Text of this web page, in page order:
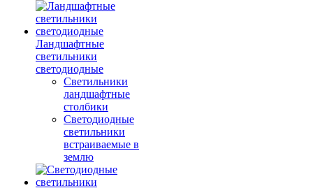
Ландшафтные
светильники
светодиодные
Светильники
ландшафтные
столбики
Светодиодные
светильники
встраиваемые в
землю